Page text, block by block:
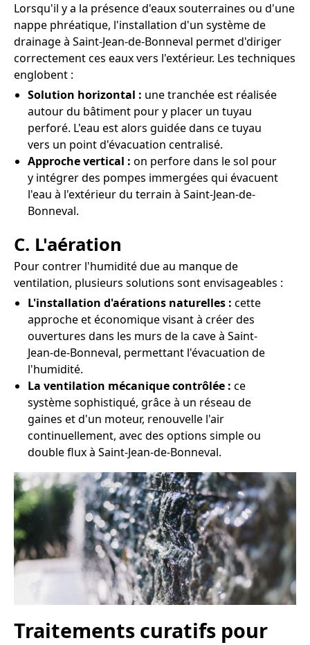
Lorsqu'il y a la présence d'eaux souterraines ou d'une
nappe phréatique, l'installation d'un système de
drainage à Saint-Jean-de-Bonneval permet d'diriger
correctement ces eaux vers l'extérieur. Les techniques
englobent :
Solution horizontal : une tranchée est réalisée
autour du bâtiment pour y placer un tuyau
perforé. L'eau est alors guidée dans ce tuyau
vers un point d'évacuation centralisé.
Approche vertical : on perfore dans le sol pour
y intégrer des pompes immergées qui évacuent
l'eau à l'extérieur du terrain à Saint-Jean-de-
Bonneval.
C. L'aération
Pour contrer l'humidité due au manque de
ventilation, plusieurs solutions sont envisageables :
L'installation d'aérations naturelles : cette
approche et économique visant à créer des
ouvertures dans les murs de la cave à Saint-
Jean-de-Bonneval, permettant l'évacuation de
l'humidité.
La ventilation mécanique contrôlée : ce
système sophistiqué, grâce à un réseau de
gaines et d'un moteur, renouvelle l'air
continuellement, avec des options simple ou
double flux à Saint-Jean-de-Bonneval.
Traitements curatifs pour